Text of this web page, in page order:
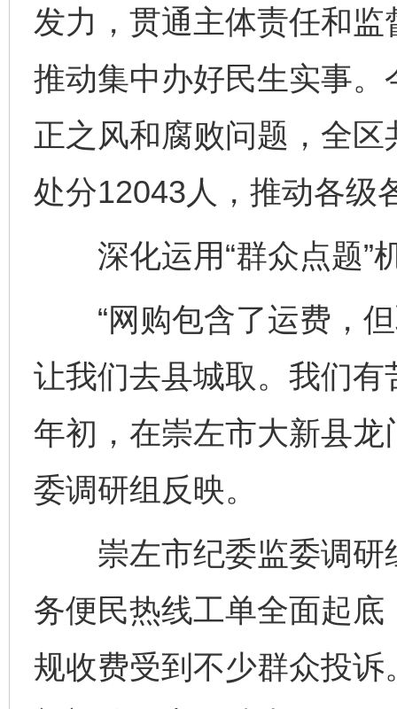
发力，贯通主体责任和
推动集中办好民生实事
正之风和腐败问题，全
处分12043人，推动各级
深化运用“群众点题”
“网购包含了运费，但
让我们去县城取。我们有
年初，在崇左市大新县
委调研组反映。
崇左市纪委监委调研
务便民热线工单全面起
规收费受到不少群众投